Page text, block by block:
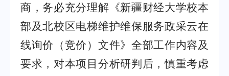
商，务必充分理解《新疆财经大学校本
部及北校区电梯维护维保服务政采云在
线询价（竞价）文件》全部工作内容及
要求，对本项目分析研判后，慎重考虑